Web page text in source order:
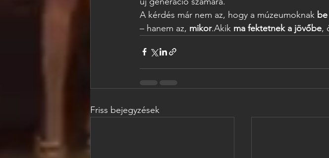
A kérdés már nem az, hogy a múzeumoknak
– hanem az, mikor.Akik ma fektetnek a jövőbe,
Friss bejegyzések